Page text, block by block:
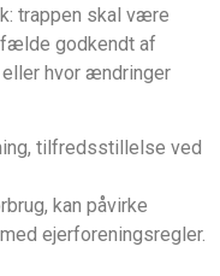
trappen skal være
godkendt af
hvor ændringer
tilfredsstillelse ved
kan påvirke
ejerforeningsregler.